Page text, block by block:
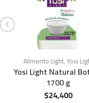
Alimento Light,Yosi
Yosi Light Natural
1700 g
$24,400